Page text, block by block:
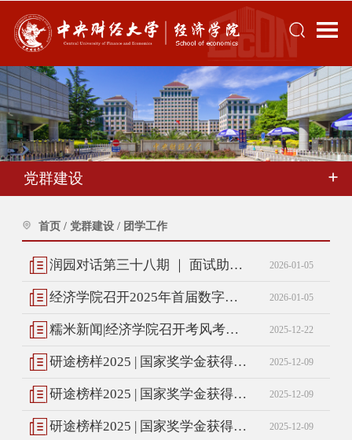
党群建设
首页 / 党群建设 / 团学工作
润园对话第三十八期 ｜ 面试助力专项指导系列启程 2026-01-05
经济学院召开2025年首届数字经济专业硕士人才培养座谈会 2026-01-05
糯米新闻|经济学院召开考风考纪教育暨防范电信诈骗专题年级会 2025-12-22
研途榜样2025 | 国家奖学金获得者风采展示（三） 2025-12-09
研途榜样2025 | 国家奖学金获得者风采展示（二） 2025-12-09
研途榜样2025 | 国家奖学金获得者风采展示（一） 2025-12-09